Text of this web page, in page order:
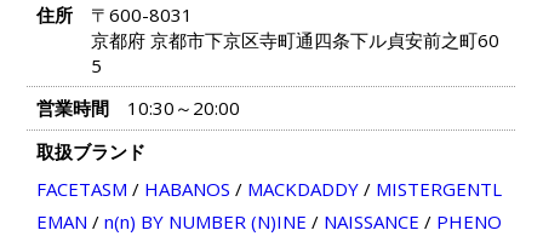
住所
〒600-8031
京都府 京都市下京区寺町通四条下ル貞安前之町60
5
営業時間
10:30～20:00
取扱ブランド
FACETASM / HABANOS / MACKDADDY/ MISTERGENTL
EMAN / n(n) BY NUMBER (N)INE / NAISSANCE / PHENO